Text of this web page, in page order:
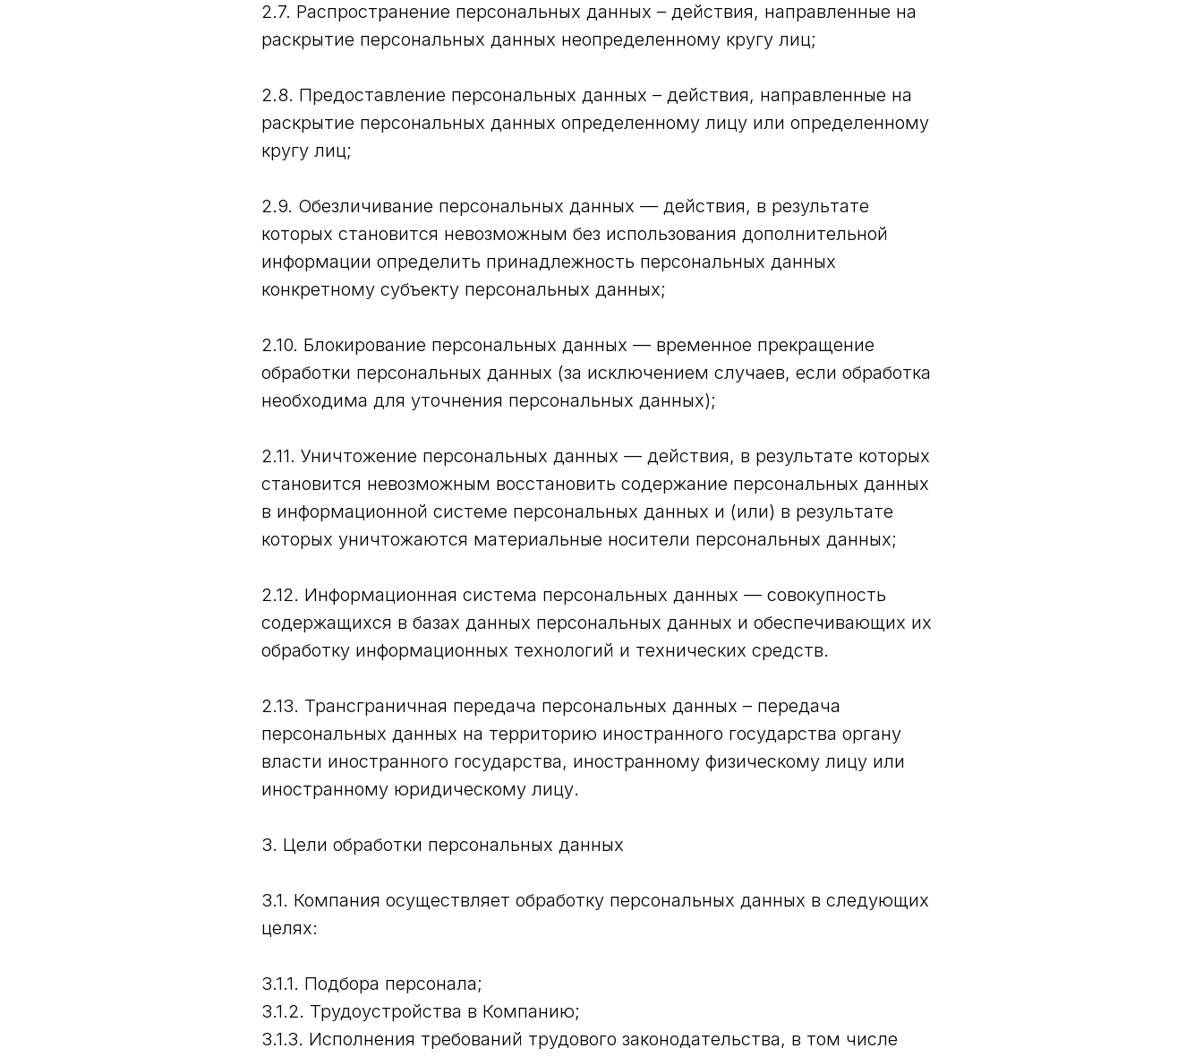
2.7. Распространение персональных данных – действия, направленные на
раскрытие персональных данных неопределенному кругу лиц;
2.8. Предоставление персональных данных – действия, направленные на
раскрытие персональных данных определенному лицу или определенному
кругу лиц;
2.9. Обезличивание персональных данных — действия, в результате
которых становится невозможным без использования дополнительной
информации определить принадлежность персональных данных
конкретному субъекту персональных данных;
2.10. Блокирование персональных данных — временное прекращение
обработки персональных данных (за исключением случаев, если обработка
необходима для уточнения персональных данных);
2.11. Уничтожение персональных данных — действия, в результате которых
становится невозможным восстановить содержание персональных данных
в информационной системе персональных данных и (или) в результате
которых уничтожаются материальные носители персональных данных;
2.12. Информационная система персональных данных — совокупность
содержащихся в базах данных персональных данных и обеспечивающих их
обработку информационных технологий и технических средств.
2.13. Трансграничная передача персональных данных – передача
персональных данных на территорию иностранного государства органу
власти иностранного государства, иностранному физическому лицу или
иностранному юридическому лицу.
3. Цели обработки персональных данных
3.1. Компания осуществляет обработку персональных данных в следующих
целях:
3.1.1. Подбора персонала;
3.1.2. Трудоустройства в Компанию;
3.1.3. Исполнения требований трудового законодательства, в том числе